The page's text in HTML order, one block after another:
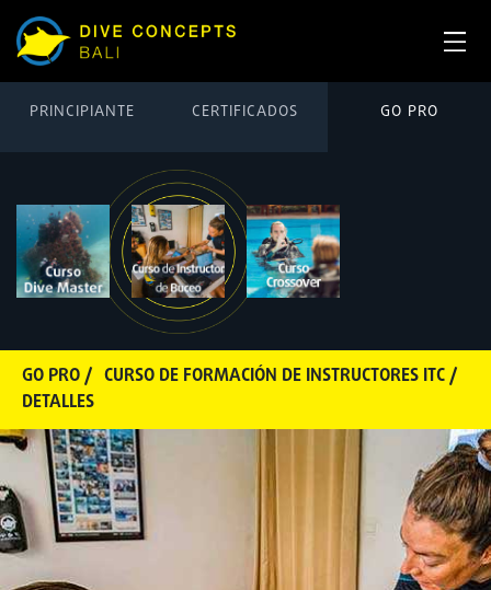
PRINCIPIANTE CERTIFICADOS GO PRO
GO PRO / CURSO DE FORMACIÓN DE INSTRUCTORES ITC /
DETALLES